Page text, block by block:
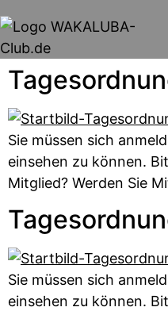
Sie müssen sich
einsehen zu können.
Mitglied? Werden Sie
Sie müssen sich
einsehen zu können.